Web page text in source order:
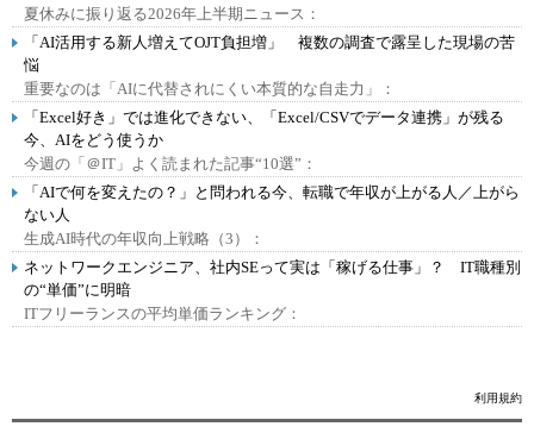
夏休みに振り返る2026年上半期ニュース：
「AI活用する新人増えてOJT負担増」 複数の調査で露呈した現場の苦
悩
重要なのは「AIに代替されにくい本質的な自走力」：
「Excel好き」では進化できない、「Excel/CSVでデータ連携」が残る
今、AIをどう使うか
今週の「＠IT」よく読まれた記事“10選”：
「AIで何を変えたの？」と問われる今、転職で年収が上がる人／上がら
ない人
生成AI時代の年収向上戦略（3）：
ネットワークエンジニア、社内SEって実は「稼げる仕事」？ IT職種別
の“単価”に明暗
ITフリーランスの平均単価ランキング：
利用規約